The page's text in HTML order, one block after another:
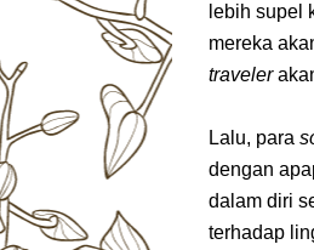
lebih supel
mereka
traveler
Lalu, para
dengan
dalam diri
terhadap